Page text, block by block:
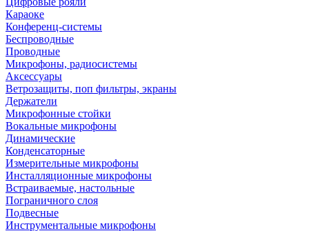
Караоке
Конференц-системы
Беспроводные
Проводные
Микрофоны, радиосистемы
Аксессуары
Ветрозащиты, поп фильтры, экраны
Держатели
Микрофонные стойки
Вокальные микрофоны
Динамические
Конденсаторные
Измерительные микрофоны
Инсталляционные микрофоны
Встраиваемые, настольные
Пограничного слоя
Подвесные
Инструментальные микрофоны